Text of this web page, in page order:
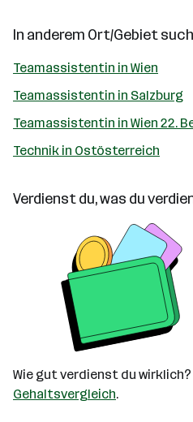
In anderem Ort/Gebiet
Teamassistentin in Wien
Teamassistentin in Salzburg
Teamassistentin in Wien 22.
Technik in Ostösterreich
Verdienst du, was du
Wie gut verdienst du
Gehaltsvergleich.